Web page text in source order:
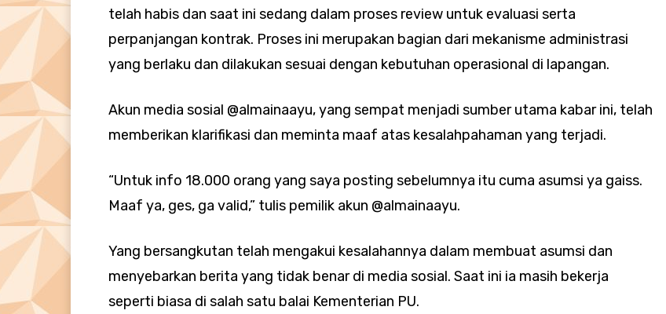
telah habis dan saat ini sedang dalam proses review untuk evaluasi serta
perpanjangan kontrak. Proses ini merupakan bagian dari mekanisme administrasi
yang berlaku dan dilakukan sesuai dengan kebutuhan operasional di lapangan.
Akun media sosial @almainaayu, yang sempat menjadi sumber utama kabar ini, telah
memberikan klarifikasi dan meminta maaf atas kesalahpahaman yang terjadi.
“Untuk info 18.000 orang yang saya posting sebelumnya itu cuma asumsi ya gaiss.
Maaf ya, ges, ga valid,” tulis pemilik akun @almainaayu.
Yang bersangkutan telah mengakui kesalahannya dalam membuat asumsi dan
menyebarkan berita yang tidak benar di media sosial. Saat ini ia masih bekerja
seperti biasa di salah satu balai Kementerian PU.